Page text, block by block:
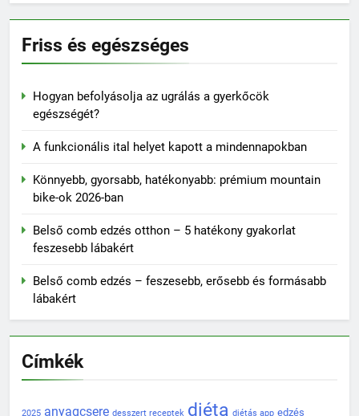
Friss és egészséges
Hogyan befolyásolja az ugrálás a gyerkőcök
egészségét?
A funkcionális ital helyet kapott a mindennapokban
Könnyebb, gyorsabb, hatékonyabb: prémium mountain
bike-ok 2026-ban
Belső comb edzés otthon – 5 hatékony gyakorlat
feszesebb lábakért
Belső comb edzés – feszesebb, erősebb és formásabb
lábakért
Címkék
2025 anyagcsere desszert receptek diéta diétás app edzés